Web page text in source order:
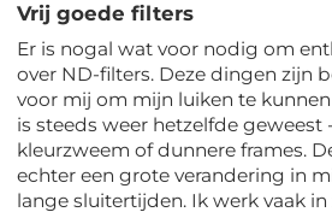
Vrij goede filters
Er is nogal wat voor nodig om
over ND-filters. Deze dingen zijn
voor mij om mijn luiken te
is steeds weer hetzelfde
kleurzweem of dunnere frames.
echter een grote verandering in
lange sluitertijden. Ik werk vaak in